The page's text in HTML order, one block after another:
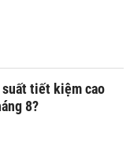
tiết kiệm cao
8?